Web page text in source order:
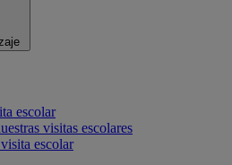
escolar
visitas escolares
escolar